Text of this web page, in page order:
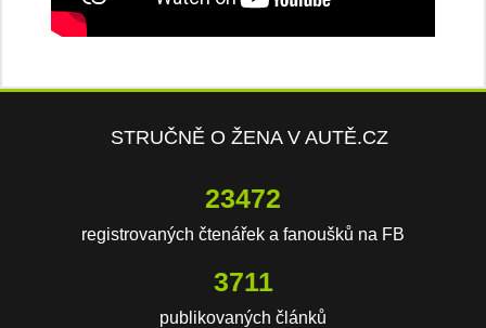
STRUČNĚ O ŽENA V AUTĚ.CZ
23472
registrovaných čtenářek a fanoušků na FB
3711
publikovaných článků